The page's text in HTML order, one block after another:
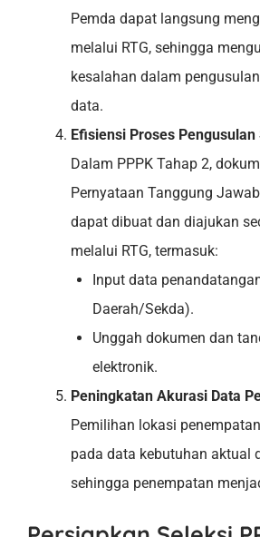
Pemda dapat langsung
melalui RTG, sehingga
kesalahan dalam
data.
Efisiensi Proses Pengusulan
Dalam PPPK Tahap 2,
Pernyataan Tanggung
dapat dibuat dan diajukan
melalui RTG, termasuk:
Input data
Daerah/Sekda).
Unggah dokumen dan
elektronik.
Peningkatan Akurasi Data
Pemilihan lokasi
pada data kebutuhan aktual
sehingga penempatan